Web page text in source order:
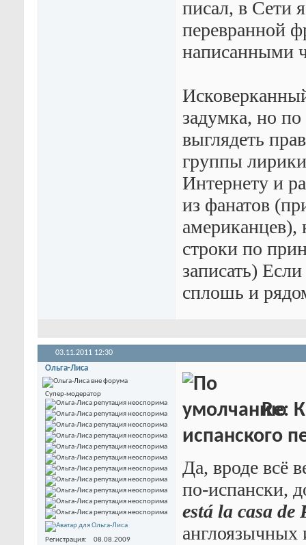
писал, в Сети
перевранной
написанными
задумка, но
выглядеть
группы
Интернету и
из фанатов
американцев),
строки по
записать)
сплошь и
03.11.2011 12:30
Ольга-Лиса
Супер-модератор
Регистрация
08.08.2009
Re:
испанского
Да, вроде всё
по-испански,
está la casa de
англоязычных